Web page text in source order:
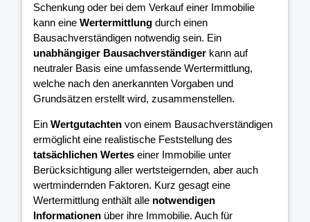
Schenkung oder bei dem Verkauf einer Immobilie
kann eine Wertermittlung durch einen
Bausachverständigen notwendig sein. Ein
unabhängiger Bausachverständiger kann auf
neutraler Basis eine umfassende Wertermittlung,
welche nach den anerkannten Vorgaben und
Grundsätzen erstellt wird, zusammenstellen.
Ein Wertgutachten von einem Bausachverständigen
ermöglicht eine realistische Feststellung des
tatsächlichen Wertes einer Immobilie unter
Berücksichtigung aller wertsteigernden, aber auch
wertmindernden Faktoren. Kurz gesagt eine
Wertermittlung enthält alle notwendigen
Informationen über ihre Immobilie. Auch für